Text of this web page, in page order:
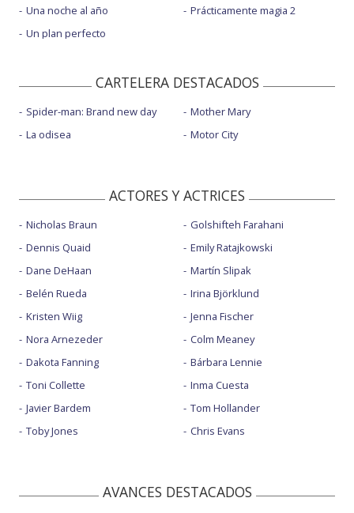
Una noche al año
Un plan perfecto
Prácticamente magia 2
CARTELERA DESTACADOS
Spider-man: Brand new day
La odisea
Mother Mary
Motor City
ACTORES Y ACTRICES
Nicholas Braun
Dennis Quaid
Dane DeHaan
Belén Rueda
Kristen Wiig
Nora Arnezeder
Dakota Fanning
Toni Collette
Javier Bardem
Toby Jones
Golshifteh Farahani
Emily Ratajkowski
Martín Slipak
Irina Björklund
Jenna Fischer
Colm Meaney
Bárbara Lennie
Inma Cuesta
Tom Hollander
Chris Evans
AVANCES DESTACADOS